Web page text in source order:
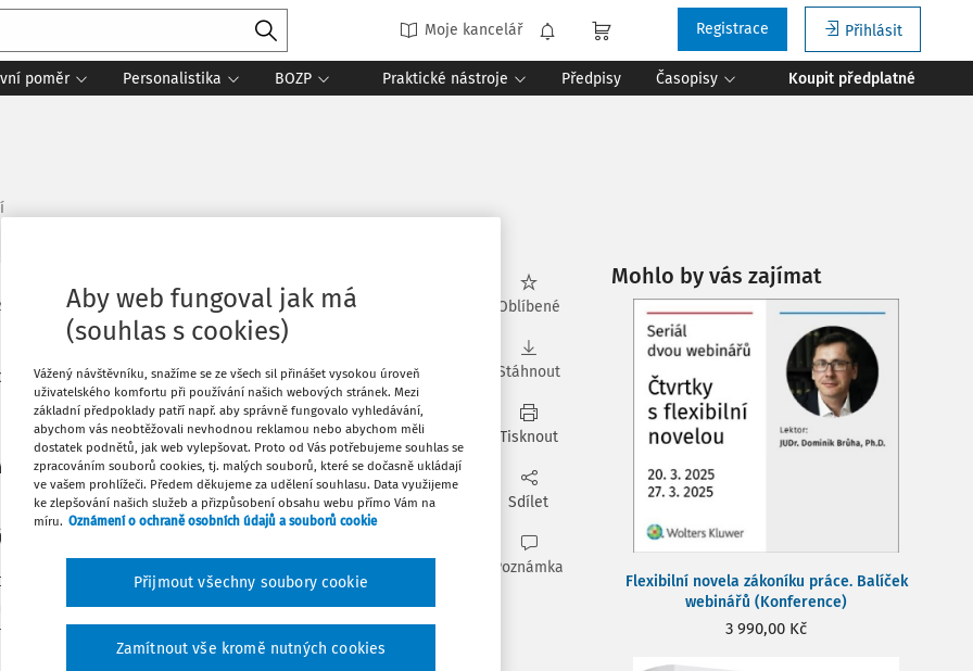
Moje kancelář Přihlásit
Registrace
poměr Personalistika BOZP Praktické nástroje Předpisy Časopisy Koupit předplatné
se se zmíním o návrhu na zvýšení podpory
zpřísnění odchodu do předčasného důchodu,
u ČSSZ.
podpory v nezaměstnanosti
návrh na zvýšení podpory v nezaměstnanosti v
nově by měla činit 80 % z čistého příjmu v
zaměstnání (dosud 65 %, max. 24 608 Kč).
měla činit, jako v současnosti, 50 % a poslední
Oblíbené
Stáhnout
Tisknout
Sdílet
Poznámka
Mohlo by vás zajímat
Flexibilní novela zákoníku práce. Balíček
webinářů (Konference)
3 990,00 Kč
Aby web fungoval jak má
(souhlas s cookies)
Vážený návštěvníku, snažíme se ze všech sil přinášet vysokou úroveň
uživatelského komfortu při používání našich webových stránek. Mezi
základní předpoklady patří např. aby správně fungovalo vyhledávání,
abychom vás neobtěžovali nevhodnou reklamou nebo abychom měli
dostatek podnětů, jak web vylepšovat. Proto od Vás potřebujeme souhlas se
zpracováním souborů cookies, tj. malých souborů, které se dočasně ukládají
ve vašem prohlížeči. Předem děkujeme za udělení souhlasu. Data využijeme
ke zlepšování našich služeb a přizpůsobení obsahu webu přímo Vám na
míru. Oznámení o ochraně osobních údajů a souborů cookie
Zamítnout vše kromě nutných cookies
Přijmout všechny soubory cookie